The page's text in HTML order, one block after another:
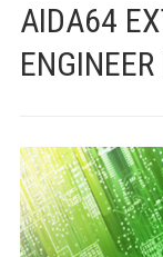
(ХЛЕБНЫЕ
КРОШКИ)
AIDA64